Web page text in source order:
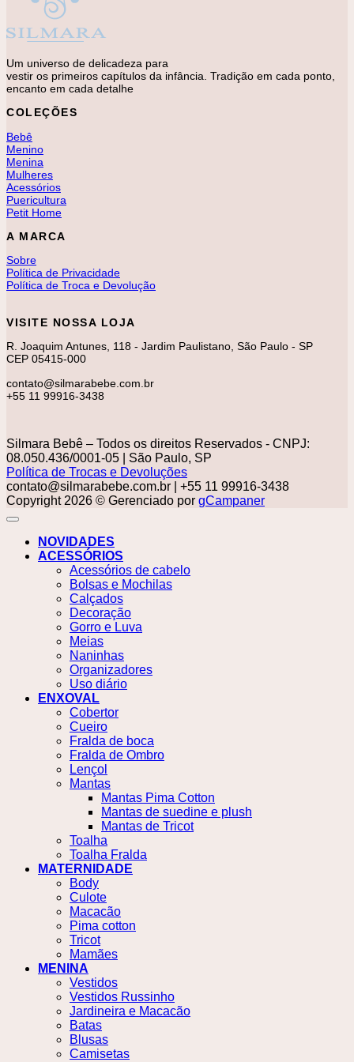
Um universo de delicadeza para
vestir os primeiros capítulos da infância. Tradição em cada ponto,
encanto em cada detalhe
COLEÇÕES
Bebê
Menino
Menina
Mulheres
Acessórios
Puericultura
Petit Home
A MARCA
Sobre
Política de Privacidade
Política de Troca e Devolução
VISITE NOSSA LOJA
R. Joaquim Antunes, 118 - Jardim Paulistano, São Paulo - SP
CEP 05415-000
contato@silmarabebe.com.br
+55 11 99916-3438
Silmara Bebê – Todos os direitos Reservados - CNPJ:
08.050.436/0001-05 | São Paulo, SP
Política de Trocas e Devoluções
contato@silmarabebe.com.br | +55 11 99916-3438
Copyright 2026 © Gerenciado por gCampaner
NOVIDADES
ACESSÓRIOS
Acessórios de cabelo
Bolsas e Mochilas
Calçados
Decoração
Gorro e Luva
Meias
Naninhas
Organizadores
Uso diário
ENXOVAL
Cobertor
Cueiro
Fralda de boca
Fralda de Ombro
Lençol
Mantas
Mantas Pima Cotton
Mantas de suedine e plush
Mantas de Tricot
Toalha
Toalha Fralda
MATERNIDADE
Body
Culote
Macacão
Pima cotton
Tricot
Mamães
MENINA
Vestidos
Vestidos Russinho
Jardineira e Macacão
Batas
Blusas
Camisetas